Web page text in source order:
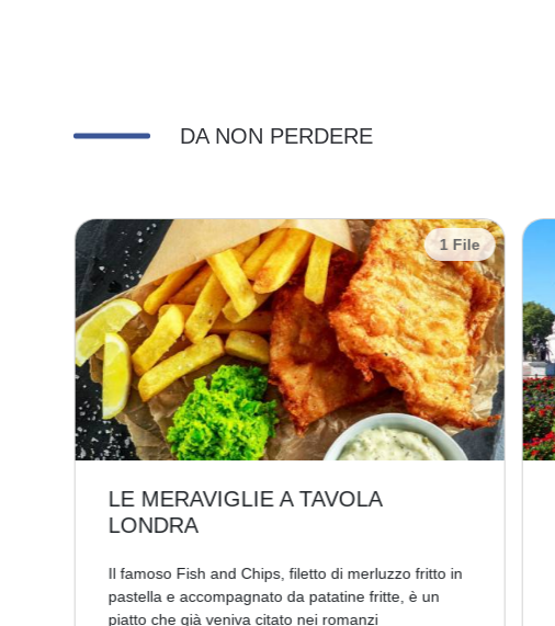
DA NON PERDERE
1 File
LE MERAVIGLIE A TAVOLA
LONDRA
Il famoso Fish and Chips, filetto di merluzzo fritto in
pastella e accompagnato da patatine fritte, è un
piatto che già veniva citato nei romanzi